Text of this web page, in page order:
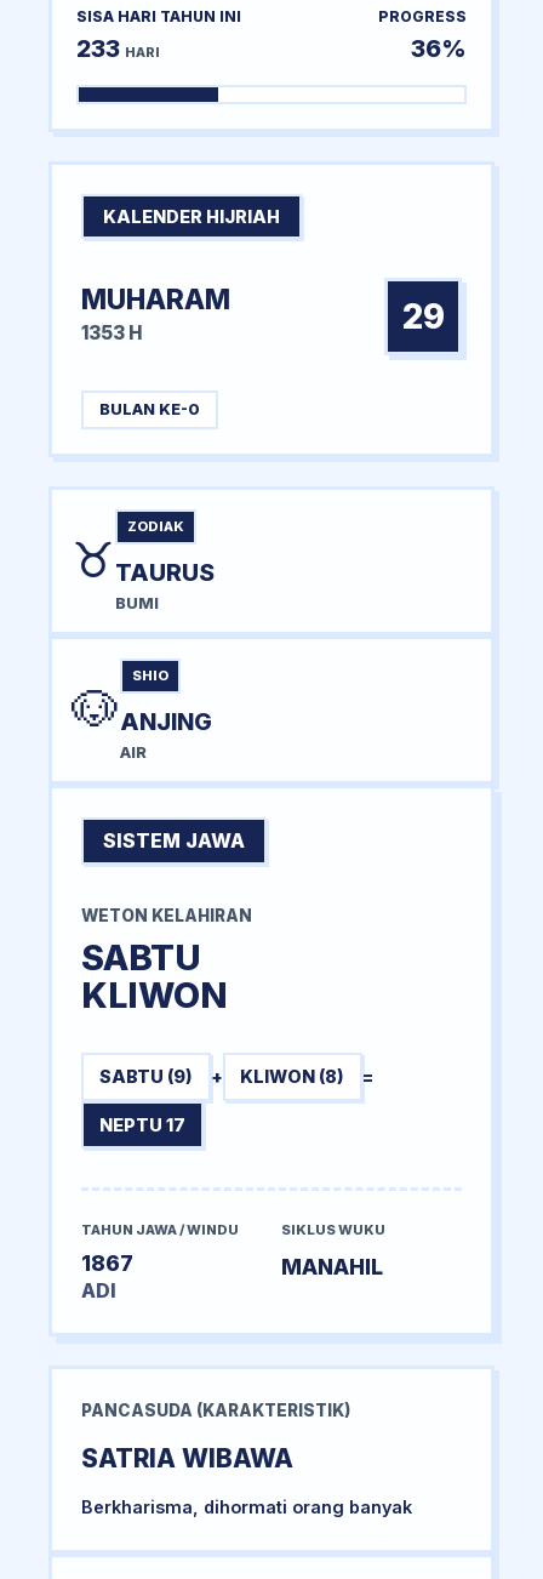
SISA HARI TAHUN INI
233 HARI
PROGRESS
36%
KALENDER HIJRIAH
MUHARAM
1353 H 29
BULAN KE-0
♉
ZODIAK
TAURUS
BUMI
🐶
SHIO
ANJING
AIR
SISTEM JAWA
WETON KELAHIRAN
SABTU
KLIWON
SABTU (9) + KLIWON (8) =
NEPTU 17
TAHUN JAWA / WINDU
1867
ADI
SIKLUS WUKU
MANAHIL
PANCASUDA (KARAKTERISTIK)
SATRIA WIBAWA
Berkharisma, dihormati orang banyak